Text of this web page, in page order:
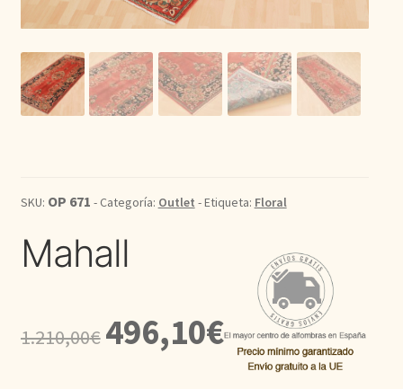
Redondas
SKU: OP 671 - Categoría: Outlet - Etiqueta: Floral
Mahall
1.210,00€
El
precio
496,10€El
precio